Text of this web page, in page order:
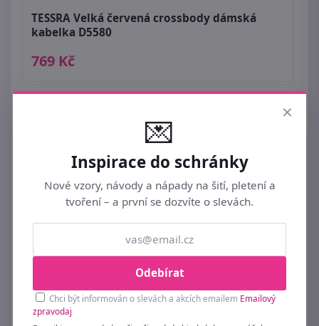
TESSRA Velká červená crossbody dámská
kabelka D5580
769 Kč
×
💌
Inspirace do schránky
Nové vzory, návody a nápady na šití, pletení a
tvoření – a první se dozvíte o slevách.
Odebírat
Chci být informován o slevách a akcích emailem Emailový
zpravodaj